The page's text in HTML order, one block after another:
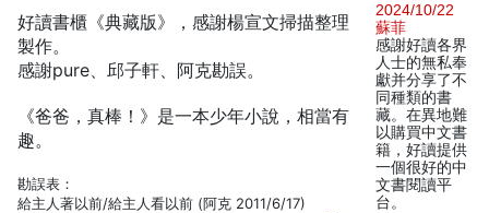
好讀書櫃《典藏版》，感謝楊宣文掃描整理
製作。
感謝pure、邱子軒、阿克勘誤。
《爸爸，真棒！》是一本少年小說，相當有
趣。
勘誤表：
給主人著以前/給主人看以前 (阿克 2011/6/17)
2024/10/22
蘇菲
感謝好讀各界
人士的無私奉
獻并分享了不
同種類的書
藏。在異地難
以購買中文書
籍，好讀提供
一個很好的中
文書閱讀平
台。